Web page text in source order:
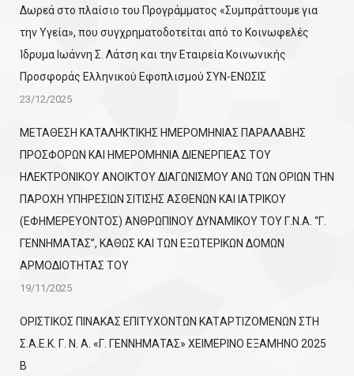
Δωρεά στο πλαίσιο του Προγράμματος «Συμπράττουμε για
την Υγεία», που συγχρηματοδοτείται από το Κοινωφελές
Ίδρυμα Ιωάννη Σ. Λάτση και την Εταιρεία Κοινωνικής
Προσφοράς Ελληνικού Εφοπλισμού ΣΥΝ-ΕΝΩΣΙΣ
23/12/2025
ΜΕΤΑΘΕΣΗ ΚΑΤΑΛΗΚΤΙΚΗΣ ΗΜΕΡΟΜΗΝΙΑΣ ΠΑΡΑΛΑΒΗΣ
ΠΡΟΣΦΟΡΩΝ ΚΑΙ ΗΜΕΡΟΜΗΝΙΑ ΔΙΕΝΕΡΓΙΕΑΣ ΤΟΥ
ΗΛΕΚΤΡΟΝΙΚΟΥ ΑΝΟΙΚΤΟΥ ΔΙΑΓΩΝΙΣΜΟΥ ΑΝΩ ΤΩΝ ΟΡΙΩΝ ΤΗΝ
ΠΑΡΟΧΗ ΥΠΗΡΕΣΙΩΝ ΣΙΤΙΣΗΣ ΑΣΘΕΝΩΝ ΚΑΙ ΙΑΤΡΙΚΟΥ
(ΕΦΗΜΕΡΕΥΟΝΤΟΣ) ΑΝΘΡΩΠΙΝΟΥ ΔΥΝΑΜΙΚΟΥ ΤΟΥ Γ.Ν.Α. “Γ.
ΓΕΝΝΗΜΑΤΑΣ”, ΚΑΘΩΣ ΚΑΙ ΤΩΝ ΕΞΩΤΕΡΙΚΩΝ ΔΟΜΩΝ
ΑΡΜΟΔΙΟΤΗΤΑΣ ΤΟΥ
19/11/2025
ΟΡΙΣΤΙΚΟΣ ΠΙΝΑΚΑΣ ΕΠΙΤΥΧΟΝΤΩΝ KATΑΡΤΙΖΟΜΕΝΩΝ ΣΤΗ
Σ.Α.Ε.Κ. Γ. Ν. Α. «Γ. ΓΕΝΝΗΜΑΤΑΣ» ΧΕΙΜΕΡΙΝΟ ΕΞΑΜΗΝΟ 2025
Β